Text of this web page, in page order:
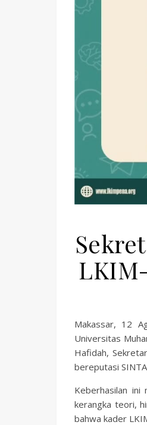
Makassar, 12
Universitas
Hafidah,
bereputasi
Keberhasilan ini
kerangka teori,
bahwa kader